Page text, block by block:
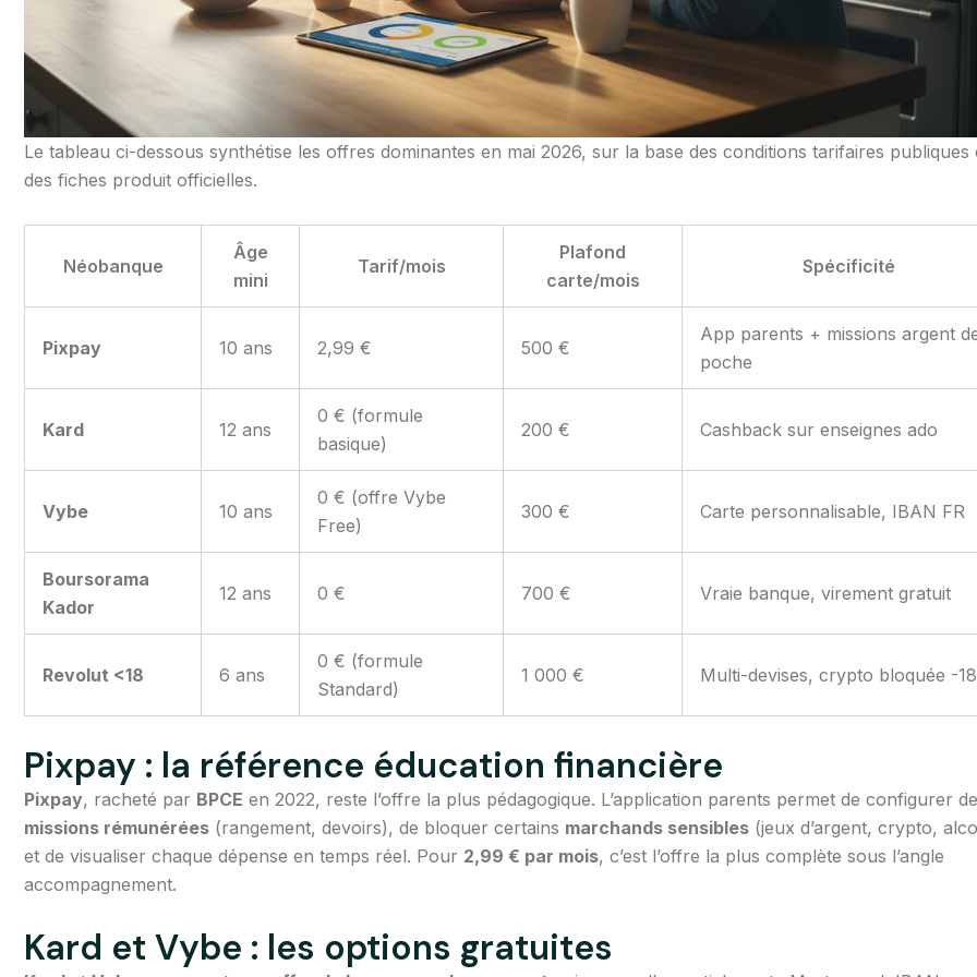
Le tableau ci-dessous synthétise les offres dominantes en mai 2026, sur la base des conditions tarifaires publiques
des fiches produit officielles.
Néobanque
Âge
mini
Tarif/mois
Plafond
carte/mois
Spécificité
Pixpay 10 ans 2,99 € 500 €
App parents + missions argent
poche
Kard 12 ans
0 € (formule
basique)
200 € Cashback sur enseignes ado
Vybe 10 ans
0 € (offre Vybe
Free)
300 € Carte personnalisable, IBAN FR
Boursorama
Kador
12 ans 0 € 700 € Vraie banque, virement gratuit
Revolut <18 6 ans
0 € (formule
Standard)
1 000 € Multi-devises, crypto bloquée -18
Pixpay : la référence éducation financière
Pixpay, racheté par BPCE en 2022, reste l’offre la plus pédagogique. L’application parents permet de configurer
missions rémunérées (rangement, devoirs), de bloquer certains marchands sensibles (jeux d’argent, crypto,
et de visualiser chaque dépense en temps réel. Pour 2,99 € par mois, c’est l’offre la plus complète sous l’angle
accompagnement.
Kard et Vybe : les options gratuites